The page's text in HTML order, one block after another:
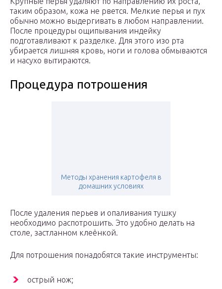
таким образом, кожа не рвется. Мелкие перья и пух
обычно можно выдергивать в любом направлении.
После процедуры ощипывания индейку
подготавливают к разделке. Для этого изо рта
убирается лишняя кровь, ноги и голова обмываются
и насухо вытираются.
Процедура потрошения
Методы хранения картофеля в
домашних условиях
После удаления перьев и опаливания тушку
необходимо распотрошить. Это удобно делать на
столе, застланном клеёнкой.
Для потрошения понадобятся такие инструменты:
острый нож;